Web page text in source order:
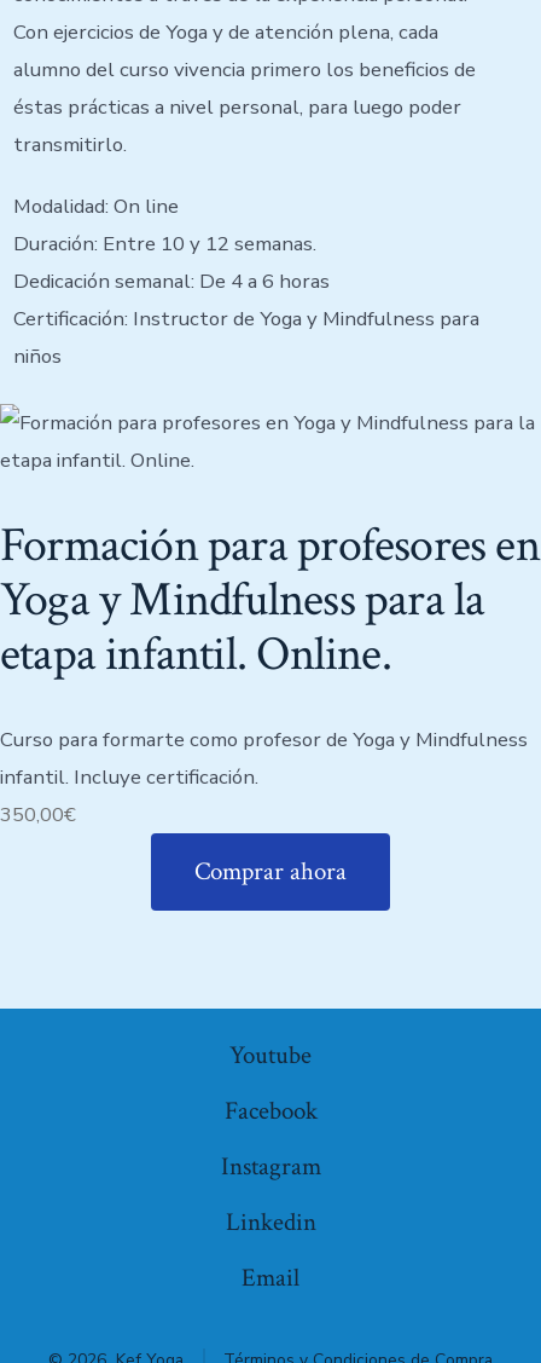
Con ejercicios de Yoga y de atención plena, cada
alumno del curso vivencia primero los beneficios de
éstas prácticas a nivel personal, para luego poder
transmitirlo.
Modalidad: On line
Duración: Entre 10 y 12 semanas.
Dedicación semanal: De 4 a 6 horas
Certificación: Instructor de Yoga y Mindfulness para
niños
Formación para profesores en
Yoga y Mindfulness para la
etapa infantil. Online.
Curso para formarte como profesor de Yoga y Mindfulness
infantil. Incluye certificación.
350,00€
Comprar ahora
Youtube
Facebook
Instagram
Linkedin
Email